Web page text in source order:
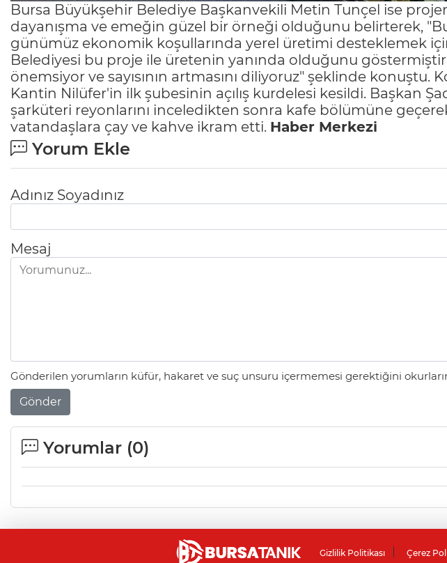
Bursa Büyükşehir Belediye Başkanvekili Metin Tunçel ise
dayanışma ve emeğin güzel bir örneği olduğunu belirterek,
günümüz ekonomik koşullarında yerel üretimi desteklemek
Belediyesi bu proje ile üretenin yanında olduğunu
önemsiyor ve sayısının artmasını diliyoruz" şeklinde konuştu.
Kantin Nilüfer'in ilk şubesinin açılış kurdelesi kesildi. Başkan
şarküteri reyonlarını inceledikten sonra kafe bölümüne
vatandaşlara çay ve kahve ikram etti. Haber Merkezi
Yorum Ekle
Adınız Soyadınız
Mesaj
Gönderilen yorumların küfür, hakaret ve suç unsuru içermemesi gerektiğini
Gönder
Yorumlar (0)
Gizlilik Politikası Çerez